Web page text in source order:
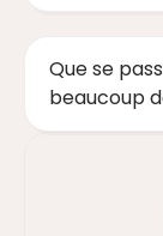
Que se
beaucoup